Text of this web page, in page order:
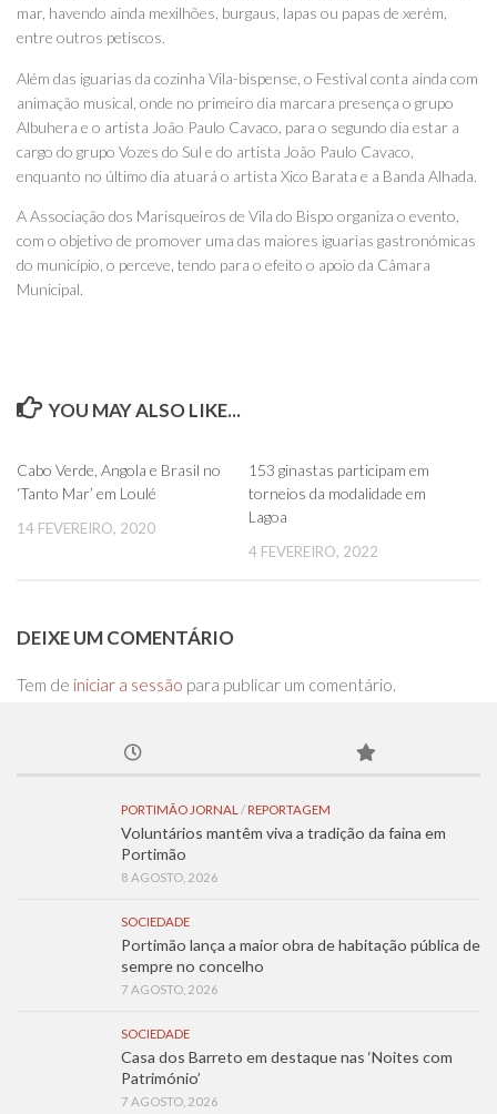
mar, havendo ainda mexilhões, burgaus, lapas ou papas de xerém,
entre outros petiscos.
Além das iguarias da cozinha Vila-bispense, o Festival conta ainda com
animação musical, onde no primeiro dia marcara presença o grupo
Albuhera e o artista João Paulo Cavaco, para o segundo dia estar a
cargo do grupo Vozes do Sul e do artista João Paulo Cavaco,
enquanto no último dia atuará o artista Xico Barata e a Banda Alhada.
A Associação dos Marisqueiros de Vila do Bispo organiza o evento,
com o objetivo de promover uma das maiores iguarias gastronómicas
do município, o perceve, tendo para o efeito o apoio da Câmara
Municipal.
YOU MAY ALSO LIKE...
Cabo Verde, Angola e Brasil no
‘Tanto Mar’ em Loulé
14 FEVEREIRO, 2020
153 ginastas participam em
torneios da modalidade em
Lagoa
4 FEVEREIRO, 2022
DEIXE UM COMENTÁRIO
Tem de iniciar a sessão para publicar um comentário.
PORTIMÃO JORNAL / REPORTAGEM
Voluntários mantêm viva a tradição da faina em
Portimão
8 AGOSTO, 2026
SOCIEDADE
Portimão lança a maior obra de habitação pública de
sempre no concelho
7 AGOSTO, 2026
SOCIEDADE
Casa dos Barreto em destaque nas ‘Noites com
Património’
7 AGOSTO, 2026